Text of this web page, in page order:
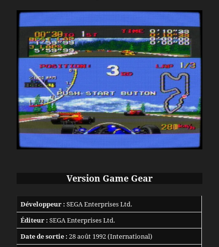
Version Game Gear
Développeur : SEGA Enterprises Ltd.
Éditeur : SEGA Enterprises Ltd.
Date de sortie : 28 août 1992 (International)